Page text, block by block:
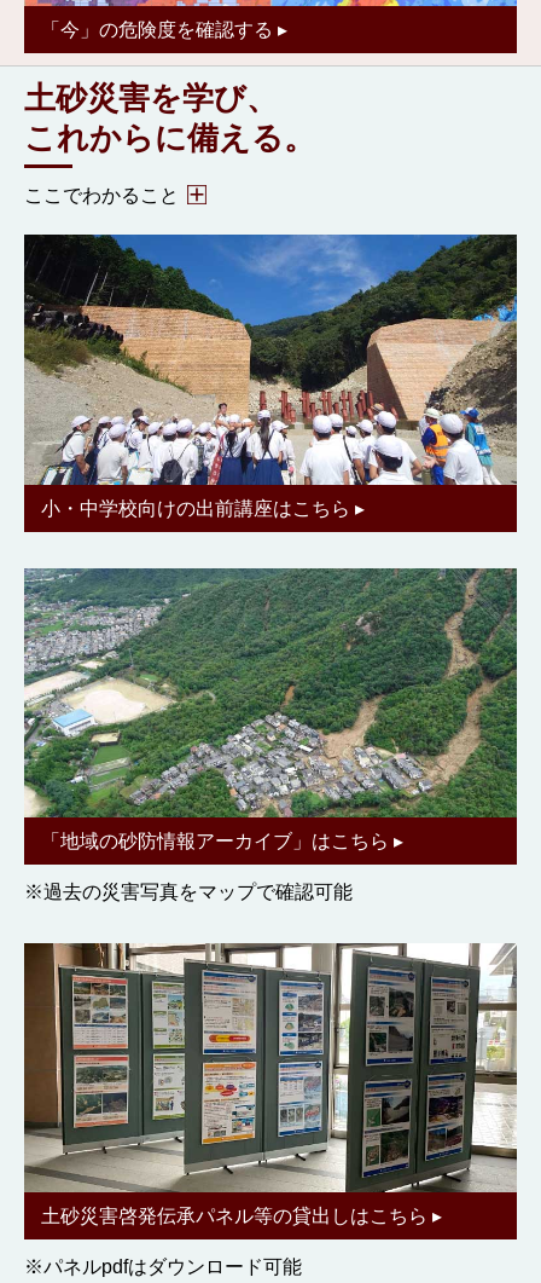
「今」の危険度を確認する ▸
土砂災害を学び、
これからに備える。
ここでわかること
信。
小・中学校向けの出前講座はこちら ▸
「地域の砂防情報アーカイブ」はこちら ▸
※過去の災害写真をマップで確認可能
土砂災害啓発伝承パネル等の貸出しはこちら ▸
※パネルpdfはダウンロード可能